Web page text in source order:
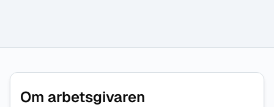
Om arbetsgivaren